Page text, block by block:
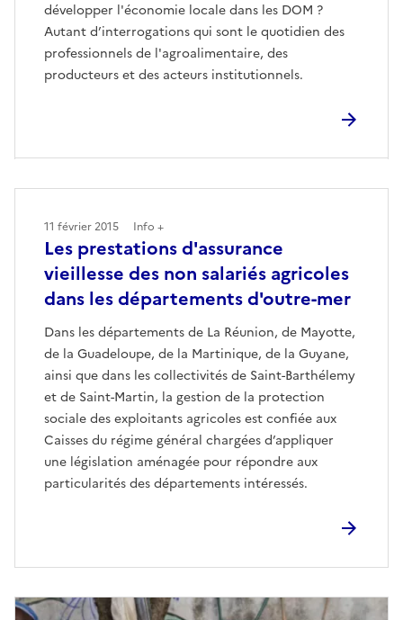
développer l'économie locale dans les DOM ?
Autant d’interrogations qui sont le quotidien des
professionnels de l'agroalimentaire, des
producteurs et des acteurs institutionnels.
Les prestations d'assurance
vieillesse des non salariés agricoles
dans les départements d'outre-mer
Dans les départements de La Réunion, de Mayotte,
de la Guadeloupe, de la Martinique, de la Guyane,
ainsi que dans les collectivités de Saint-Barthélemy
et de Saint-Martin, la gestion de la protection
sociale des exploitants agricoles est confiée aux
Caisses du régime général chargées d’appliquer
une législation aménagée pour répondre aux
particularités des départements intéressés.
11 février 2015 Info +